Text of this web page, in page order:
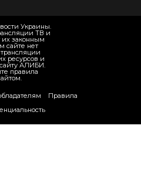
Украины.
ТВ и
законным
сайте нет
ресурсов и
сайту АЛИБИ.
правила
Правила